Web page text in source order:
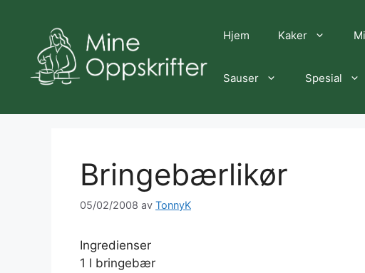
Hjem Kaker
Sauser Spesial
Bringebærlikør
05/02/2008 av TonnyK
Ingredienser
1 l bringebær